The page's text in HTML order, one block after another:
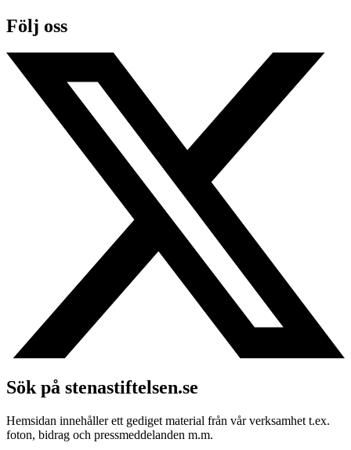
Följ oss
Sök på stenastiftelsen.se
Hemsidan innehåller ett gediget material från vår verksamhet t.ex.
foton, bidrag och pressmeddelanden m.m.